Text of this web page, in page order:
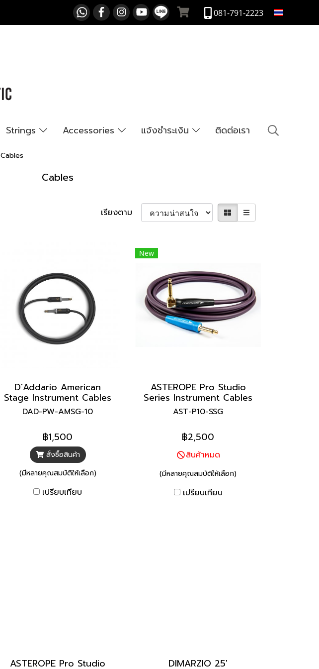
081-791-2223 TH
Strings Accessories แจ้งชำระเงิน ติดต่อเรา
Cables
Cables
เรียงตาม
D'Addario American
Stage Instrument Cables
DAD-PW-AMSG-10
฿1,500
สั่งซื้อสินค้า
(มีหลายคุณสมบัติให้เลือก)
เปรียบเทียบ
New
ASTEROPE Pro Studio
Series Instrument Cables
AST-P10-SSG
฿2,500
สินค้าหมด
(มีหลายคุณสมบัติให้เลือก)
เปรียบเทียบ
ASTEROPE Pro Studio DIMARZIO 25'